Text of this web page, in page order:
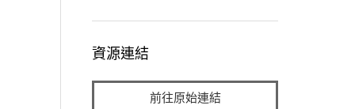
資源連結
前往原始連結